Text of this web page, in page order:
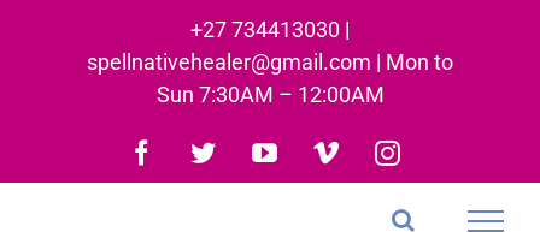
+27 734413030 |
spellnativehealer@gmail.com | Mon to
Sun 7:30AM – 12:00AM
Facebook
TwitterYouTubeVimeoInstagram